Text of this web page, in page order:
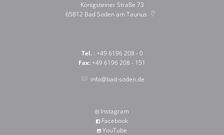
Königsteiner Straße 73
65812 Bad Soden am Taunus
Tel.: +49 6196 208 - 0
Fax:+49 6196 208 - 151
info@bad-soden.de
Instagram
Facebook
YouTube